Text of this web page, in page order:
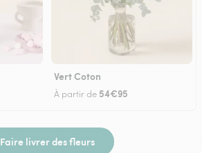
Vert Coton
À partir de 54€95
Faire livrer des fleurs